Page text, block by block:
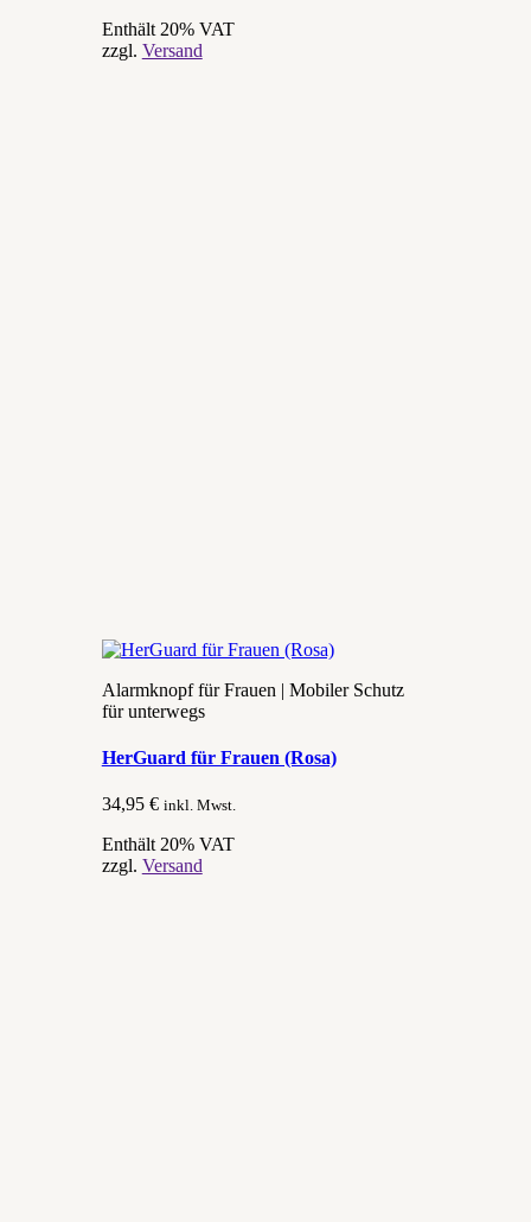
Enthält 20% VAT
zzgl. Versand
Alarmknopf für Frauen | Mobiler Schutz
für unterwegs
HerGuard für Frauen (Rosa)
34,95 € inkl. Mwst.
Enthält 20% VAT
zzgl. Versand